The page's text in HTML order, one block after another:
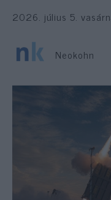
2026. július 5.
Neokohn